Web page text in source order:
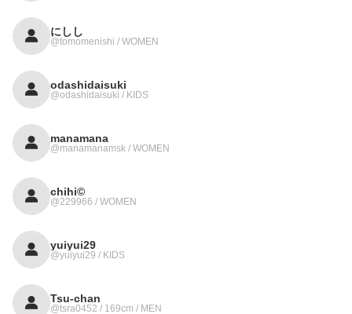
にしし
@tomomenishi / WOMEN
odashidaisuki
@odashidaisuki / KIDS
manamana
@manamanamsk / WOMEN
chihi©️
@229966 / WOMEN
yuiyui29
@yuiyui29 / KIDS
Tsu-chan
@tsra0452 / 169cm / MEN